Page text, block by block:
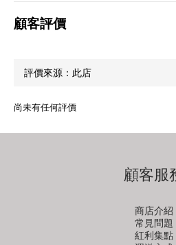
顧客評價
尚未有任何評價
顧客服
商店介紹
常見問題
紅利集點